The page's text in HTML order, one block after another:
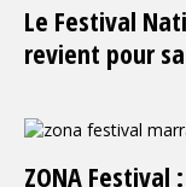
Le Festival
revient pour
ZONA Festival